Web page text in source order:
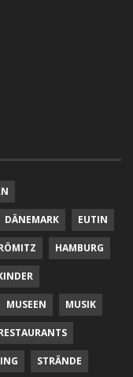
DÄNEMARK EUTIN
HAMBURG
MUSEEN MUSIK
STRÄNDE